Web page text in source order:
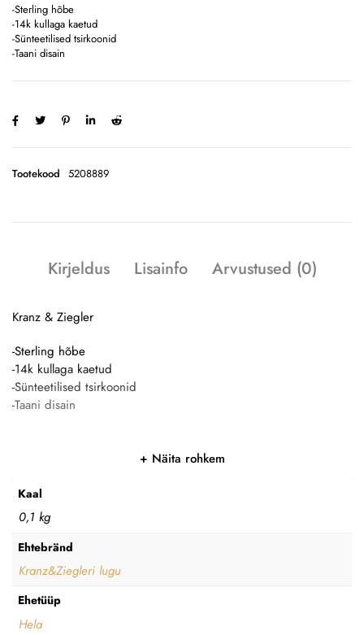
-Sterling hõbe
-14k kullaga kaetud
-Sünteetilised tsirkoonid
-Taani disain
Tootekood 5208889
Kirjeldus Lisainfo Arvustused (0)
Kranz & Ziegler
-Sterling hõbe
-14k kullaga kaetud
-Sünteetilised tsirkoonid
-Taani disain
Näita rohkem
Kaal
0,1 kg
Ehtebränd
Kranz&Ziegleri lugu
Ehetüüp
Hela